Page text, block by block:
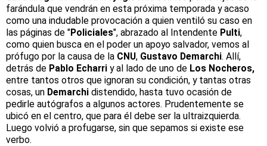
farándula que vendrán en esta próxima temporada y acaso
como una indudable provocación a quien ventiló su caso en
las páginas de "Policiales", abrazado al Intendente Pulti,
como quien busca en el poder un apoyo salvador, vemos al
prófugo por la causa de la CNU, Gustavo Demarchi. Allí,
detrás de Pablo Echarri y al lado de uno de Los Nocheros,
entre tantos otros que ignoran su condición, y tantas otras
cosas, un Demarchi distendido, hasta tuvo ocasión de
pedirle autógrafos a algunos actores. Prudentemente se
ubicó en el centro, que para él debe ser la ultraizquierda.
Luego volvió a profugarse, sin que sepamos si existe ese
verbo.